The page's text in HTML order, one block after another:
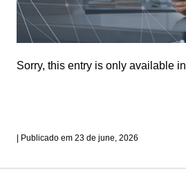
Sorry, this entry is only available in
23 de june, 2026